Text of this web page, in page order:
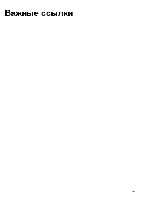
Важные ссылки